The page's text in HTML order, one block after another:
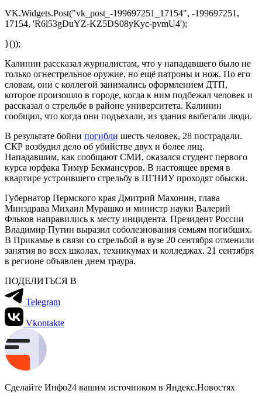
VK.Widgets.Post("vk_post_-199697251_17154", -199697251,
17154, 'R6l53gDuYZ-KZ5DS08yKyc-pvmU4');
}());
Калинин рассказал журналистам, что у нападавшего было не
только огнестрельное оружие, но ещё патроны и нож. По его
словам, они с коллегой занимались оформлением ДТП,
которое произошло в городе, когда к ним подбежал человек и
рассказал о стрельбе в районе университета. Калинин
сообщил, что когда они подъехали, из здания выбегали люди.
В результате бойни погибли шесть человек, 28 пострадали.
СКР возбудил дело об убийстве двух и более лиц.
Нападавшим, как сообщают СМИ, оказался студент первого
курса юрфака Тимур Бекмансуров. В настоящее время в
квартире устроившего стрельбу в ПГНИУ проходят обыски.
Губернатор Пермского края Дмитрий Махонин, глава
Минздрава Михаил Мурашко и министр науки Валерий
Фльков направились к месту инцидента. Президент России
Владимир Путин выразил соболезнования семьям погибших.
В Прикамье в связи со стрельбой в вузе 20 сентября отменили
занятия во всех школах, техникумах и колледжах. 21 сентября
в регионе объявлен днем траура.
ПОДЕЛИТЬСЯ В
Telegram
Vkontakte
Сделайте Инфо24 вашим источником в Яндекс.Новостях